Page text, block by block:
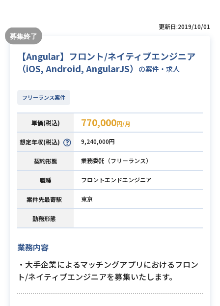
更新日:2019/10/01
【Angular】フロント/ネイティブエンジニア
（iOS, Android, AngularJS）
の案件・求人
フリーランス案件
単価(税込) 770,000円/月
想定年収(税込) 9,240,000円
契約形態 業務委託（フリーランス）
職種 フロントエンドエンジニア
案件先最寄駅 東京
勤務形態
業務内容
・大手企業によるマッチングアプリにおけるフロン
ト/ネイティブエンジニアを募集いたします。